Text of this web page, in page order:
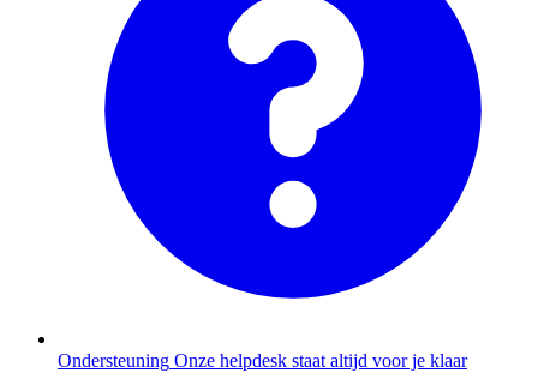
Ondersteuning Onze helpdesk staat altijd voor je klaar